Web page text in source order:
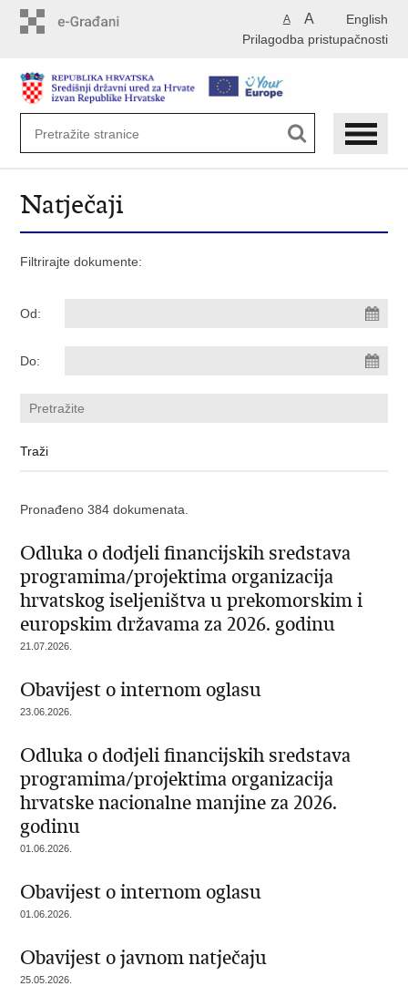
English
A A
Prilagodba pristupačnosti
Natječaji
Filtrirajte dokumente:
Od:
Do:
Pronađeno 384 dokumenata.
Odluka o dodjeli financijskih sredstava
programima/projektima organizacija
hrvatskog iseljeništva u prekomorskim i
europskim državama za 2026. godinu
21.07.2026.
Obavijest o internom oglasu
23.06.2026.
Odluka o dodjeli financijskih sredstava
programima/projektima organizacija
hrvatske nacionalne manjine za 2026.
godinu
01.06.2026.
Obavijest o internom oglasu
01.06.2026.
Obavijest o javnom natječaju
25.05.2026.